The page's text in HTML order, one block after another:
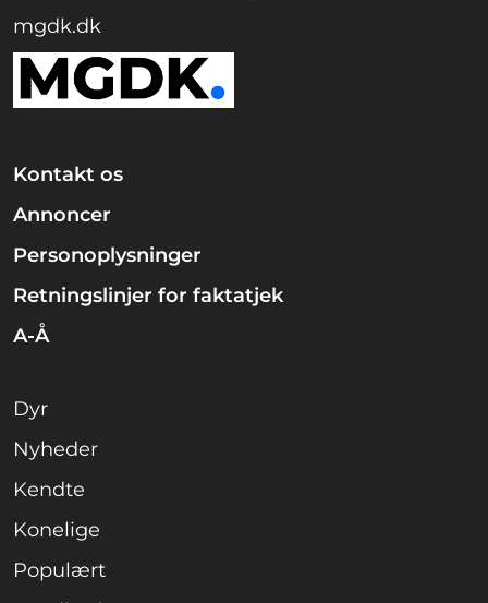
mgdk.dk
Kontakt os
Annoncer
Personoplysninger
Retningslinjer for faktatjek
A-Å
Dyr
Nyheder
Kendte
Konelige
Populært